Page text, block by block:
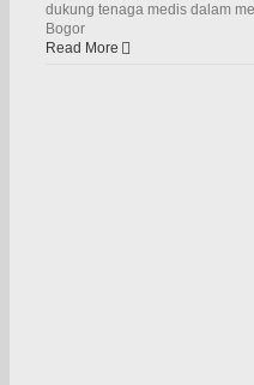
dukung tenaga medis dalam
Bogor
Read More